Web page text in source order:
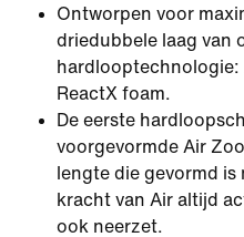
Ontworpen voor
driedubbele laag van
hardlooptechnologie:
ReactX foam.
De eerste
voorgevormde Air
lengte die gevormd
kracht van Air altijd
ook neerzet.